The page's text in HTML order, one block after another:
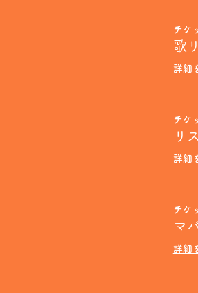
チケ
歌
詳細
チケ
リ
詳細
チケ
マ
詳細